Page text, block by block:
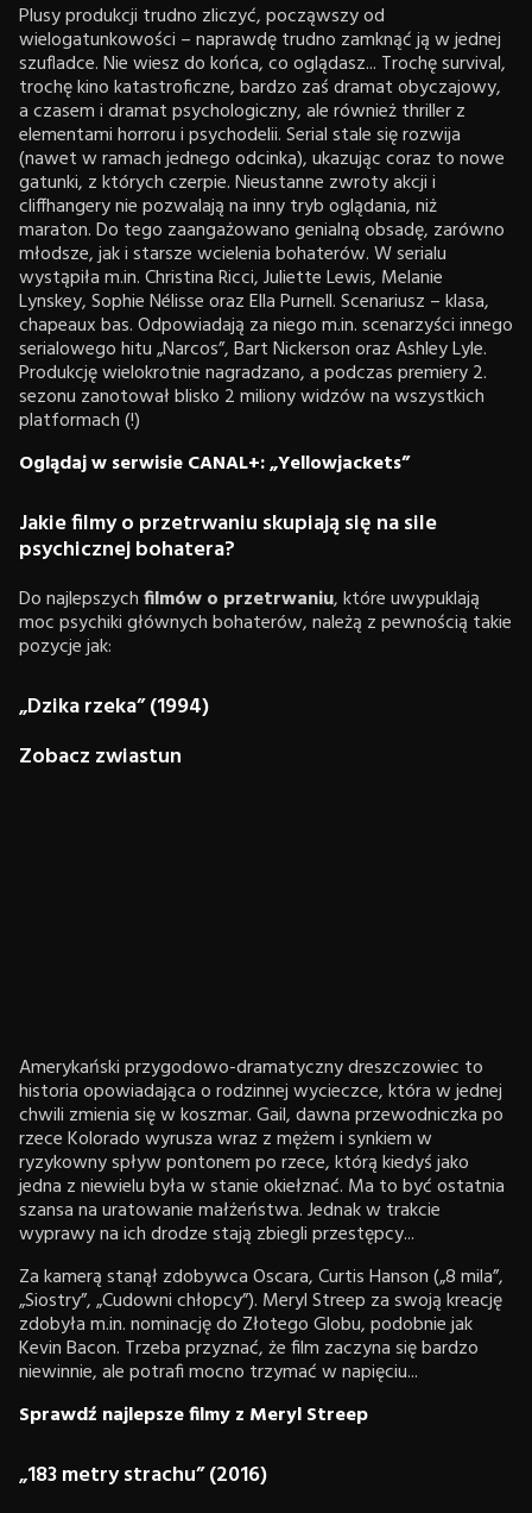
Plusy produkcji trudno zliczyć, począwszy od
wielogatunkowości – naprawdę trudno zamknąć ją w jednej
szufladce. Nie wiesz do końca, co oglądasz... Trochę survival,
trochę kino katastroficzne, bardzo zaś dramat obyczajowy,
a czasem i dramat psychologiczny, ale również thriller z
elementami horroru i psychodelii. Serial stale się rozwija
(nawet w ramach jednego odcinka), ukazując coraz to nowe
gatunki, z których czerpie. Nieustanne zwroty akcji i
cliffhangery nie pozwalają na inny tryb oglądania, niż
maraton. Do tego zaangażowano genialną obsadę, zarówno
młodsze, jak i starsze wcielenia bohaterów. W serialu
wystąpiła m.in. Christina Ricci, Juliette Lewis, Melanie
Lynskey, Sophie Nélisse oraz Ella Purnell. Scenariusz – klasa,
chapeaux bas. Odpowiadają za niego m.in. scenarzyści innego
serialowego hitu „Narcos”, Bart Nickerson oraz Ashley Lyle.
Produkcję wielokrotnie nagradzano, a podczas premiery 2.
sezonu zanotował blisko 2 miliony widzów na wszystkich
platformach (!)
Oglądaj w serwisie CANAL+: „Yellowjackets”
Jakie filmy o przetrwaniu skupiają się na sile
psychicznej bohatera?
Do najlepszychfilmów o przetrwaniu, które uwypuklają
moc psychiki głównych bohaterów, należą z pewnością takie
pozycje jak:
„Dzika rzeka” (1994)
Zobacz zwiastun
Amerykański przygodowo-dramatyczny dreszczowiec to
historia opowiadająca o rodzinnej wycieczce, która w jednej
chwili zmienia się w koszmar. Gail, dawna przewodniczka po
rzece Kolorado wyrusza wraz z mężem i synkiem w
ryzykowny spływ pontonem po rzece, którą kiedyś jako
jedna z niewielu była w stanie okiełznać. Ma to być ostatnia
szansa na uratowanie małżeństwa. Jednak w trakcie
wyprawy na ich drodze stają zbiegli przestępcy...
Za kamerą stanął zdobywca Oscara, Curtis Hanson („8 mila”,
„Siostry”, „Cudowni chłopcy”). Meryl Streep za swoją kreację
zdobyła m.in. nominację do Złotego Globu, podobnie jak
Kevin Bacon. Trzeba przyznać, że film zaczyna się bardzo
niewinnie, ale potrafi mocno trzymać w napięciu...
Sprawdź najlepsze filmy z Meryl Streep
„183 metry strachu” (2016)